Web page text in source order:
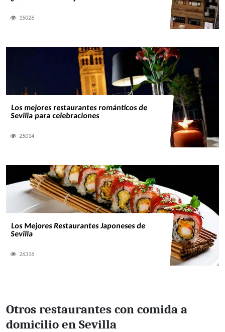
15026
Los mejores restaurantes románticos de
Sevilla para celebraciones
25014
Los Mejores Restaurantes Japoneses de
Sevilla
26316
Otros restaurantes con comida a
domicilio en Sevilla